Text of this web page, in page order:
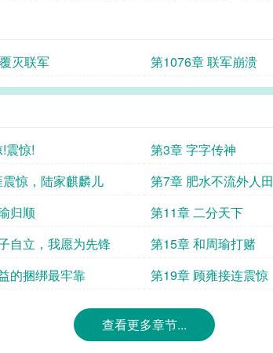
灭联军 第1076章 联军崩溃
震惊! 第3章 字字传神
惊，陆家麒麟儿 第7章 肥水不流外人田
归顺 第11章 二分天下
自立，我愿为先锋 第15章 和周瑜打赌
的捆绑最牢靠 第19章 顾雍接连震惊
查看更多章节...